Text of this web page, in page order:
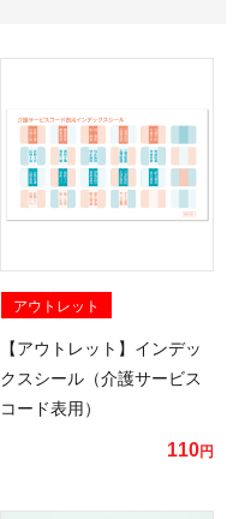
アウトレット
【アウトレット】インデッ
クスシール（介護サービス
コード表用）
110円